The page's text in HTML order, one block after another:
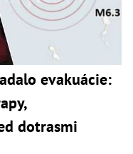
evakuácie:
dotrasmi